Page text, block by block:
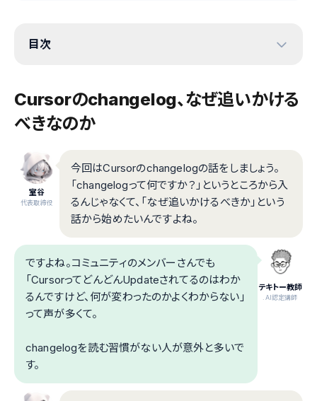
目次
Cursorのchangelog、なぜ追いかける
べきなのか
室谷
代表取締役
今回はCursorのchangelogの話をしましょう。
「changelogって何ですか？」というところから入
るんじゃなくて、「なぜ追いかけるべきか」という
話から始めたいんですよね。
テキトー教師
.AI認定講師
ですよね。コミュニティのメンバーさんでも
「CursorってどんどんUpdateされてるのはわか
るんですけど、何が変わったのかよくわからない」
って声が多くて。
changelogを読む習慣がない人が意外と多いで
す。